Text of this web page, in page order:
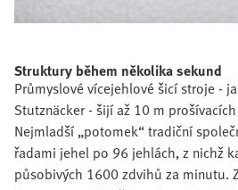
Struktury během několika sekund
Průmyslové vícejehlové šicí stroje -
Stutznäcker - šijí až 10 m
Nejmladší „potomek“ tradiční
řadami jehel po 96 jehlách, z nichž
působivých 1600 zdvihů za minutu.